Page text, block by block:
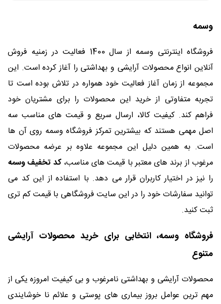
وسمه
فروشگاه اینترنتی وسمه از سال 1400 فعالیت در زمنیه فروش
آنلاین انواع محصولات آرایشی و بهداشتی را آغاز کرده است. این
مجموعه از زمان آغاز فعالیت خود همواره در تلاش بوده است تا
تجربه متفاوتی از خرید این محصولات را برای مشتریان خود
فراهم کند. کیفیت کالا، ارسال سریع و قیمت های مناسب سه
اصل مهمی هستند که بیشترین تمرکز فروشگاه وسمه روی آن ها
است. به همین دلیل این مجموعه علاوه بر عرضه محصولات
مرغوب از برند های معتبر با قیمت های مناسب،کد تخفیف وسمه
را نیز در اختیار کاربران قرار می دهد. با استفاده از این کد می
توانید سفارشات خود را در این سایت فروشگاهی با قیمت کم تری
ثبت کنید.
فروشگاه وسمه، انتخابی برای خرید محصولات آرایشی
متنوع
محصولات آرایشی و بهداشتی نامرغوب و بی کیفیت امروزه یکی از
مهم ترین عوامل بروز بیماری های پوستی و علائم نا خوشایندی